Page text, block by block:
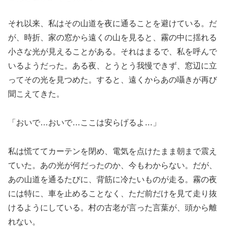
それ以来、私はその山道を夜に通ることを避けている。だ
が、時折、家の窓から遠くの山を見ると、霧の中に揺れる
小さな光が見えることがある。それはまるで、私を呼んで
いるようだった。ある夜、とうとう我慢できず、窓辺に立
ってその光を見つめた。すると、遠くからあの囁きが再び
聞こえてきた。
「おいで…おいで…ここは安らげるよ…」
私は慌ててカーテンを閉め、電気を点けたまま朝まで震え
ていた。あの光が何だったのか、今もわからない。だが、
あの山道を通るたびに、背筋に冷たいものが走る。霧の夜
には特に、車を止めることなく、ただ前だけを見て走り抜
けるようにしている。村の古老が言った言葉が、頭から離
れない。